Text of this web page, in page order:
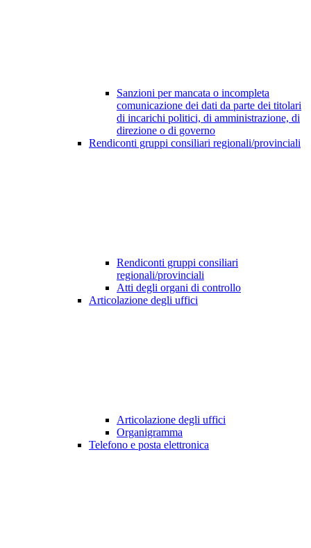
Sanzioni per mancata o incompleta
comunicazione dei dati da parte dei titolari
di incarichi politici, di amministrazione, di
direzione o di governo
Rendiconti gruppi consiliari regionali/provinciali
Rendiconti gruppi consiliari
regionali/provinciali
Atti degli organi di controllo
Articolazione degli uffici
Articolazione degli uffici
Organigramma
Telefono e posta elettronica